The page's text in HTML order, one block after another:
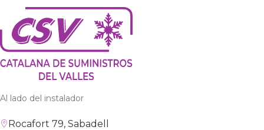
Al lado del instalador
Rocafort 79, Sabadell